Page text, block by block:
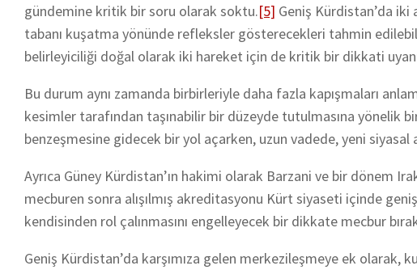
gündemine kritik bir soru olarak soktu.[5] Geniş Kürdistan’da
tabanı kuşatma yönünde refleksler gösterecekleri tahmin
belirleyiciliği doğal olarak iki hareket için de kritik bir dikkati
Bu durum aynı zamanda birbirleriyle daha fazla kapışmaları
kesimler tarafından taşınabilir bir düzeyde tutulmasına yönelik
benzeşmesine gidecek bir yol açarken, uzun vadede, yeni
Ayrıca Güney Kürdistan’ın hakimi olarak Barzani ve bir dönem
mecburen sonra alışılmış akreditasyonu Kürt siyaseti içinde
kendisinden rol çalınmasını engelleyecek bir dikkate mecbur
Geniş Kürdistan’da karşımıza gelen merkezileşmeye ek olarak,